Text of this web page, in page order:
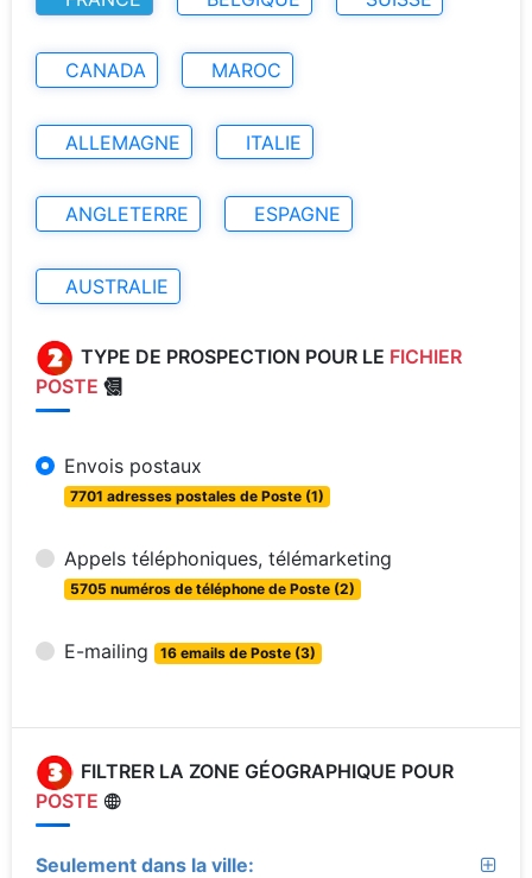
CANADA MAROC
ALLEMAGNE ITALIE
ANGLETERRE ESPAGNE
AUSTRALIE
TYPE DE PROSPECTION POUR LE FICHIER
POSTE
Envois postaux
7701 adresses postales de Poste (1)
Appels téléphoniques, télémarketing
5705 numéros de téléphone de Poste (2)
E-mailing 16 emails de Poste (3)
FILTRER LA ZONE GÉOGRAPHIQUE POUR
POSTE
Seulement dans la ville: